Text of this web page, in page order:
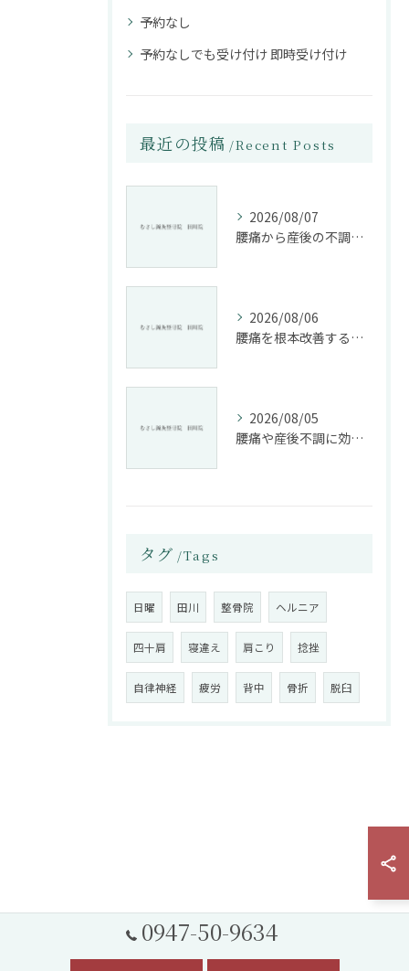
予約なし
予約なしでも受け付け 即時受け付け
最近の投稿 Recent Posts
2026/08/07
腰痛から産後の不調まで整骨院で根本改善する方法
2026/08/06
腰痛を根本改善する整骨院の施術とアドバイスの重要性
2026/08/05
腰痛や産後不調に効く整骨院の施術と姿勢改善法
タグ Tags
日曜 田川 整骨院 ヘルニア
四十肩 寝違え 肩こり 捻挫
自律神経 疲労 背中 骨折 脱臼
0947-50-9634